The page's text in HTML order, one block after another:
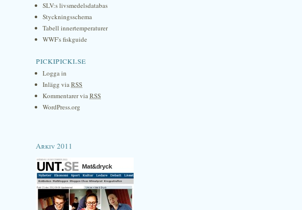
SLV:s livsmedelsdatabas
Styckningsschema
Tabell innertemperaturer
WWF's fiskguide
pickipicki.se
Logga in
Inlägg viaRSS
Kommentarer viaRSS
WordPress.org
Arkiv 2011